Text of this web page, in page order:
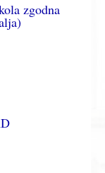
zgodna